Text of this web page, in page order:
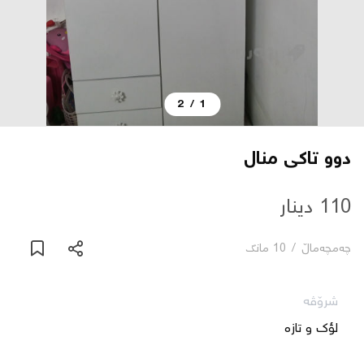
1
/
2
دوو تاكى منال
110 دینار
چه‌مچه‌ماڵ / 10 مانگ
شرۆڤە
لؤك و تازه